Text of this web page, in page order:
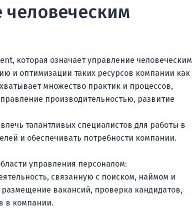
человеческим
которая означает управление человеческим
и оптимизации таких ресурсов компании как
множество практик и процессов,
производительностью, развитие
талантливых специалистов для работы в
и обеспечивать потребности компании.
управления персоналом:
связанную с поиском, наймом и
вакансий, проверка кандидатов,
в компании.